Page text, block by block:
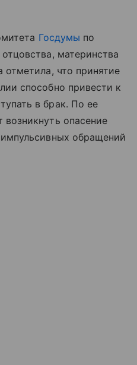
Госдумы по
материнства
отметила, что принятие
способно привести к
в брак. По ее
опасение
обращений